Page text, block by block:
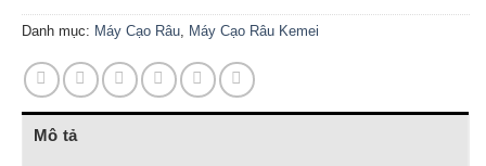
Danh mục: Máy Cạo Râu Máy Cạo Râu Kemei
Mô tả